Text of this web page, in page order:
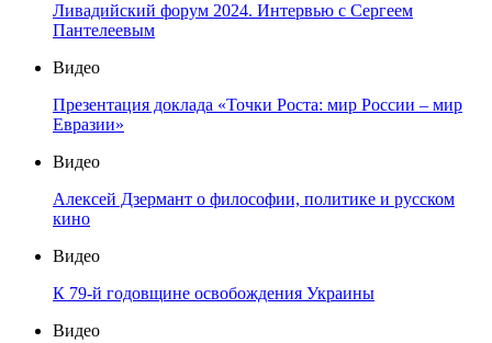
Ливадийский форум 2024. Интервью с Сергеем
Пантелеевым
Видео
Презентация доклада «Точки Роста: мир России – мир
Евразии»
Видео
Алексей Дзермант о философии, политике и русском
кино
Видео
К 79-й годовщине освобождения Украины
Видео